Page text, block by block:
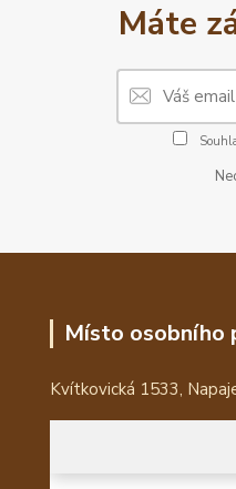
Máte
Místo osobního
Kvítkovická 1533,